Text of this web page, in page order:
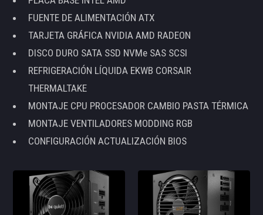
FUENTE DE ALIMENTACIÓN ATX
TARJETA GRÁFICA NVIDIA AMD RADEON
DISCO DURO SATA SSD NVMe SAS SCSI
REFRIGERACIÓN LÍQUIDA EKWB CORSAIR
THERMALTAKE
MONTAJE CPU PROCESADOR CAMBIO PASTA TÉRMICA
MONTAJE VENTILADORES MODDING RGB
CONFIGURACIÓN ACTUALIZACIÓN BIOS